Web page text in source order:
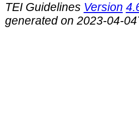
TEI Guidelines Version
generated on 2023-04-